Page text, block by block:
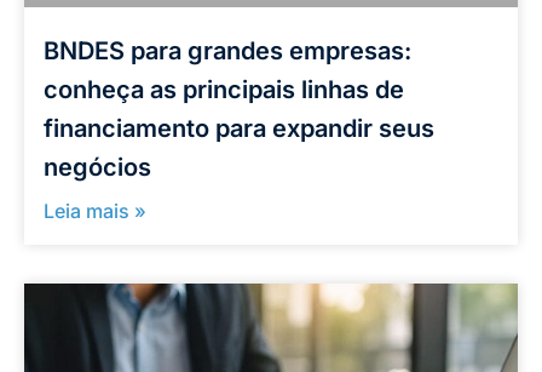
BNDES para grandes empresas:
conheça as principais linhas de
financiamento para expandir seus
negócios
Leia mais »